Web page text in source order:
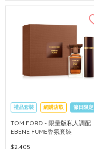
禮品套裝 網購店取 節日限定
TOM FORD - 限量版私人調配
EBENE FUME香氛套裝
$2,405